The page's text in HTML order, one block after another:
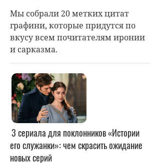
Мы собрали 20 метких цитат
графини, которые придутся по
вкусу всем почитателям иронии
и сарказма.